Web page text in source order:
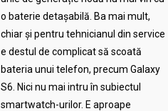
o baterie detașabilă. Ba mai mult,
chiar și pentru tehnicianul din service
e destul de complicat să scoată
bateria unui telefon, precum Galaxy
S6. Nici nu mai intru în subiectul
smartwatch-urilor. E aproape